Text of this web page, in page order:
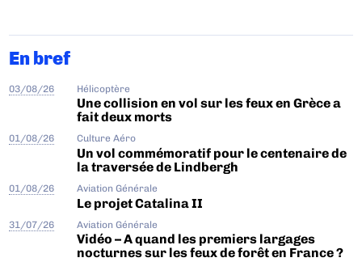
En bref
03/08/26 Hélicoptère
Une collision en vol sur les feux en Grèce a
fait deux morts
01/08/26 Culture Aéro
Un vol commémoratif pour le centenaire de
la traversée de Lindbergh
01/08/26 Aviation Générale
Le projet Catalina II
31/07/26 Aviation Générale
Vidéo – A quand les premiers largages
nocturnes sur les feux de forêt en France ?